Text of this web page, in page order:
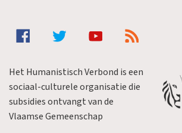
Het Humanistisch Verbond is een
sociaal-culturele organisatie die
subsidies ontvangt van de
Vlaamse Gemeenschap